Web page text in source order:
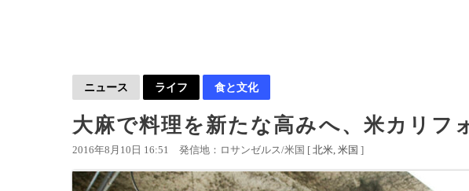
ニュース ライフ 食と文化
大麻で料理を新たな高みへ、米カリフ
2016年8月10日 16:51 発信地：ロサンゼルス/米国 [ 北米 米国 ]